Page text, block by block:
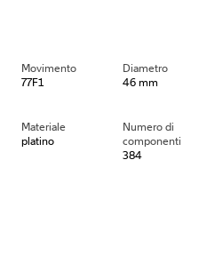
Movimento
77F1
Diametro
46 mm
Materiale
platino
Numero di
componenti
384